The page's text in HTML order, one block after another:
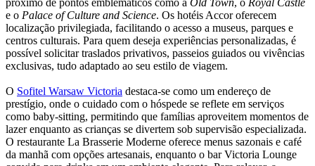
próximo de pontos emblemáticos como a Old Town, o Royal Castle
e o Palace of Culture and Science. Os hotéis Accor oferecem
localização privilegiada, facilitando o acesso a museus, parques e
centros culturais. Para quem deseja experiências personalizadas, é
possível solicitar traslados privativos, passeios guiados ou vivências
exclusivas, tudo adaptado ao seu estilo de viagem.
O Sofitel Warsaw Victoria destaca-se como um endereço de
prestígio, onde o cuidado com o hóspede se reflete em serviços
como baby-sitting, permitindo que famílias aproveitem momentos de
lazer enquanto as crianças se divertem sob supervisão especializada.
O restaurante La Brasserie Moderne oferece menus sazonais e café
da manhã com opções artesanais, enquanto o bar Victoria Lounge